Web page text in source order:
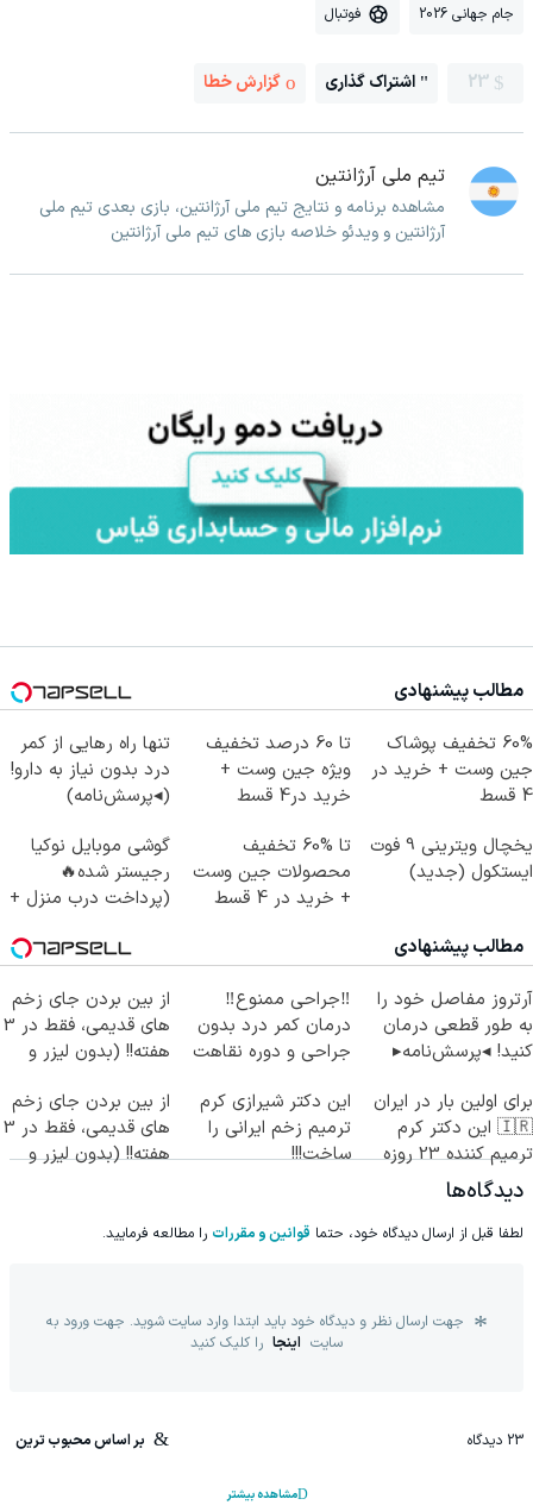
جام جهانی 2026 فوتبال
23 اشتراک گذاری گزارش خطا
تیم ملی آرژانتین
مشاهده برنامه و نتایج تیم ملی آرژانتین، بازی بعدی تیم ملی
آرژانتین و ویدئو خلاصه بازی های تیم ملی آرژانتین
مطالب پیشنهادی
60% تخفیف پوشاک
جین وست + خرید در
4 قسط
تا 60 درصد تخفیف
ویژه جین وست +
خرید در4 قسط
تنها راه رهایی از کمر
درد بدون نیاز به دارو!
(◂پرسش‌نامه)
یخچال ویترینی 9 فوت
ایستکول (جدید)
تا %60 تخفیف
محصولات جین وست
+ خرید در 4 قسط
گوشی موبایل نوکیا
رجیستر شده🔥
(پرداخت درب منزل +
مطالب پیشنهادی
آرتروز مفاصل خود را
به طور قطعی درمان
کنید! ◂پرسش‌نامه▸
‼️جراحی ممنوع‼️
درمان کمر درد بدون
جراحی و دوره نقاهت
از بین بردن جای زخم
های قدیمی، فقط در 3
هفته!! (بدون لیزر و
برای اولین بار در ایران
🇮🇷 این دکتر کرم
ترمیم کننده 23 روزه
ساخت!
این دکتر شیرازی کرم
ترمیم زخم ایرانی را
ساخت!!!
از بین بردن جای زخم
های قدیمی، فقط در 3
هفته!! (بدون لیزر و
دیدگاه‌ها
لطفا قبل از ارسال دیدگاه خود، حتما قوانین و مقررات را مطالعه فرمایید.
جهت ارسال نظر و دیدگاه خود باید ابتدا وارد سایت شوید. جهت ورود به
سایت اینجا را کلیک کنید
23 دیدگاه بر اساس محبوب ترین
مشاهده بیشتر